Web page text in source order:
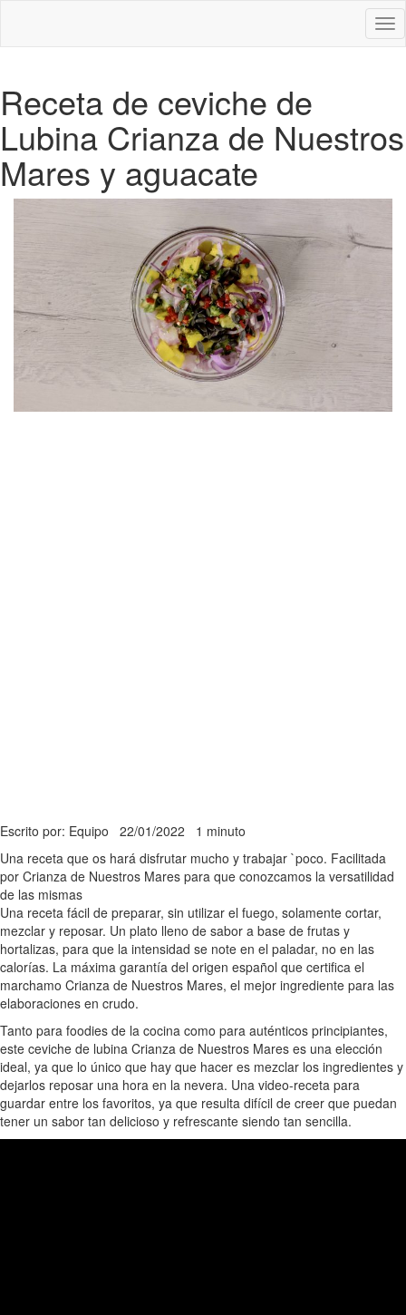
Receta de ceviche de
Lubina Crianza de Nuestros
Mares y aguacate
Escrito por: Equipo 22/01/2022 1 minuto
Una receta que os hará disfrutar mucho y trabajar `poco. Facilitada
por Crianza de Nuestros Mares para que conozcamos la versatilidad
de las mismas
Una receta fácil de preparar, sin utilizar el fuego, solamente cortar,
mezclar y reposar. Un plato lleno de sabor a base de frutas y
hortalizas, para que la intensidad se note en el paladar, no en las
calorías. La máxima garantía del origen español que certifica el
marchamo Crianza de Nuestros Mares, el mejor ingrediente para las
elaboraciones en crudo.
Tanto para foodies de la cocina como para auténticos principiantes,
este ceviche de lubina Crianza de Nuestros Mares es una elección
ideal, ya que lo único que hay que hacer es mezclar los ingredientes y
dejarlos reposar una hora en la nevera. Una video-receta para
guardar entre los favoritos, ya que resulta difícil de creer que puedan
tener un sabor tan delicioso y refrescante siendo tan sencilla.